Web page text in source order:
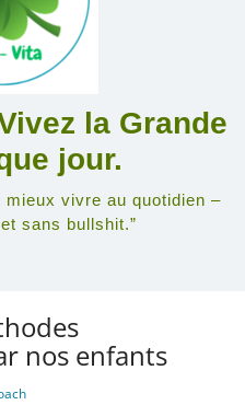
la Grande
jour.
vivre au quotidien –
sans bullshit.”
nos enfants